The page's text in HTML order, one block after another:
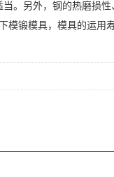
。另外，钢的热磨损
锻模具，模具的运用